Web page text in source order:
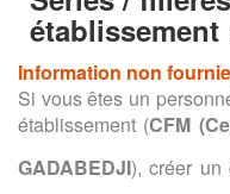
établissement
Information non
Si vous êtes un
établissement (CFM
GADABEDJI), créer un